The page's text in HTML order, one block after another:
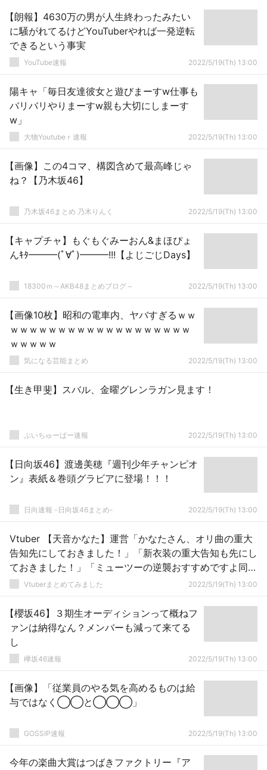
【朗報】4630万の男が人生終わったみたい
に騒がれてるけどYouTuberやれば一発逆転
できるという事実
YouTube速報 2022/5/19(Th) 13:00
陽キャ「毎日友達彼女と遊びまーすw仕事も
バリバリやりまーすw親も大切にしまーす
w」
大物Youtubeｒ速報 2022/5/19(Th) 13:00
【画像】この4コマ、構図含めて最高峰じゃ
ね？【乃木坂46】
乃木坂46まとめ 乃木りんく 2022/5/19(Th) 13:00
【キャプチャ】もぐもぐみーおん&まほぴょ
んｷﾀ━━━(ﾟ∀ﾟ)━━━!!!【よじごじDays】
18300ｍ～AKB48まとめブログ～ 2022/5/19(Th) 13:00
【画像10枚】昭和の電車内、ヤバすぎるｗｗ
ｗｗｗｗｗｗｗｗｗｗｗｗｗｗｗｗｗｗｗ
ｗｗｗｗｗ
気になる芸能まとめ 2022/5/19(Th) 13:00
【生き甲斐】スバル、金曜グレンラガン見ます！
ぶいちゅーばー速報 2022/5/19(Th) 13:00
【日向坂46】渡邊美穂『週刊少年チャンピオ
ン』表紙＆巻頭グラビアに登場！！！
日向速報 -日向坂46まとめ- 2022/5/19(Th) 13:00
Vtuber 【天音かなた】運営「かなたさん、オリ曲の重大
告知先にしておきました！」「新衣装の重大告知も先にし
ておきました！」「ミューツーの逆襲おすすめですよ同時
視聴しましょう！」→直前NG 「音声トラブル解決しま
のホラゲ一時間で終わるからやりましょう！」→終わらな
い
Vtuberまとめてみました 2022/5/19(Th) 13:00
【櫻坂46】３期生オーディションって概ねフ
ァンは納得なん？メンバーも減って来てる
し
欅坂46速報 2022/5/19(Th) 13:00
【画像】「従業員のやる気を高めるものは給
与ではなく◯◯と◯◯◯」
GOSSIP速報 2022/5/19(Th) 13:00
今年の楽曲大賞はつばきファクトリー『ア